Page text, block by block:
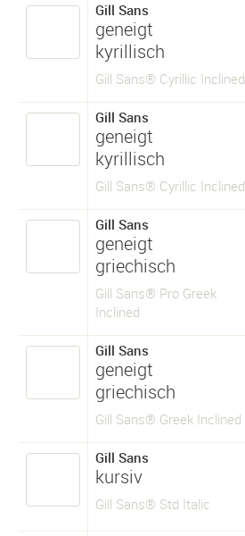
Gill Sans
geneigt
kyrillisch
Gill Sans® Cyrillic Inclined
Gill Sans
geneigt
kyrillisch
Gill Sans® Cyrillic Inclined
Gill Sans
geneigt
griechisch
Gill Sans® Pro Greek
Inclined
Gill Sans
geneigt
griechisch
Gill Sans® Greek Inclined
Gill Sans
kursiv
Gill Sans® Std Italic